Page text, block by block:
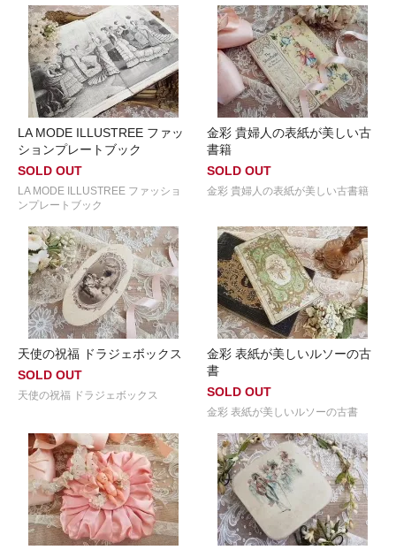
LA MODE ILLUSTREE ファッ
ションプレートブック
SOLD OUT
LA MODE ILLUSTREE ファッショ
ンプレートブック
金彩 貴婦人の表紙が美しい古
書籍
SOLD OUT
金彩 貴婦人の表紙が美しい古書籍
天使の祝福 ドラジェボックス
SOLD OUT
天使の祝福 ドラジェボックス
金彩 表紙が美しいルソーの古
書
SOLD OUT
金彩 表紙が美しいルソーの古書